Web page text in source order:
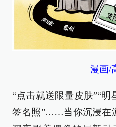
漫画/
“点击就送限量皮肤”“
签名照”……当你沉浸在